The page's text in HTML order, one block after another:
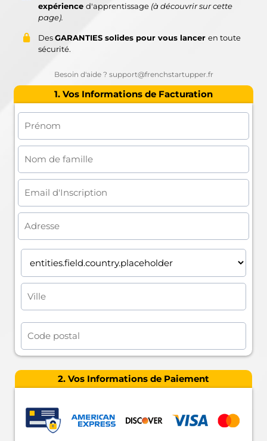
expérience d'apprentissage (à découvrir sur cette
page).
DesGARANTIES solides pour vous lancer en toute
sécurité.
Besoin d'aide ? support@frenchstartupper.fr
1. Vos Informations de Facturation
2. Vos Informations de Paiement